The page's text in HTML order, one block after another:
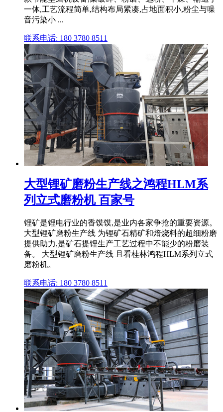
一体,工艺流程简单,结构布局紧凑,占地面积小,粉尘与噪
音污染小 ...
联系电话: 180 3780 8511
大型锂矿磨粉生产线之鸿程HLM系
列立式磨粉机 百家号
锂矿是锂电行业的香馍馍,是业内各家争抢的重要资源。
大型锂矿磨粉生产线 为锂矿石精矿和焙烧料的超细粉磨
提供助力,是矿石提锂生产工艺过程中不能少的粉磨装
备。 大型锂矿磨粉生产线 且看桂林鸿程HLM系列立式
磨粉机。
联系电话: 180 3780 8511